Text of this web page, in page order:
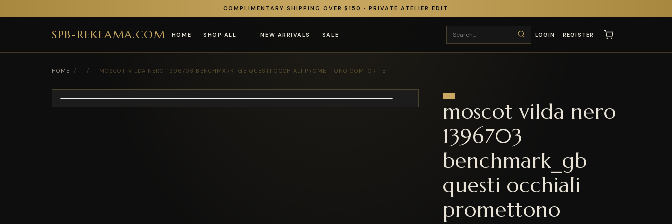
COMPLIMENTARY SHIPPING OVER $150 · PRIVATE ATELIER EDIT
SPB-REKLAMA.COM HOME SHOP ALL NEW ARRIVALS SALE LOGIN REGISTER
HOME / / MOSCOT VILDA NERO 1396703 BENCHMARK_GB QUESTI OCCHIALI PROMETTONO COMFORT E
moscot vilda nero
1396703
benchmark_gb
questi occhiali
promettono